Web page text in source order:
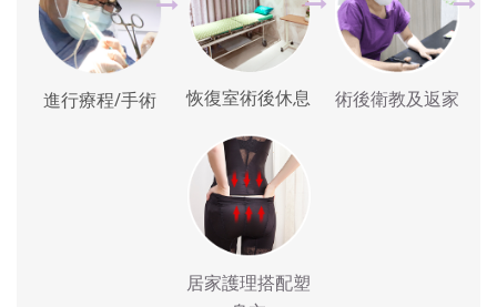
進行療程/手術 恢復室術後休息 術後衛教及返家
居家護理搭配塑